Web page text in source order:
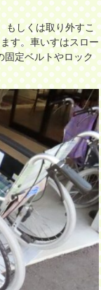
もしくは取り外すこ
す。車いすはスロー
固定ベルトやロック